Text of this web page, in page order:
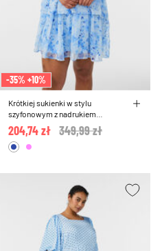
-35% +10%
Krótkiej sukienki w stylu
szyfonowym z nadrukiem
kwiatowym i warstwami falbanek
Price reduced from
349,99 zł
204,74 zł